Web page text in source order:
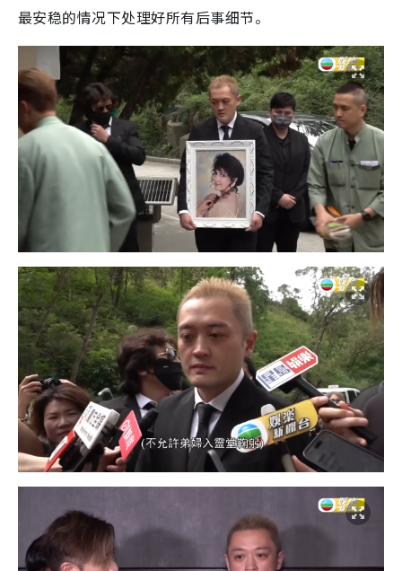
最安稳的情况下处理好所有后事细节。